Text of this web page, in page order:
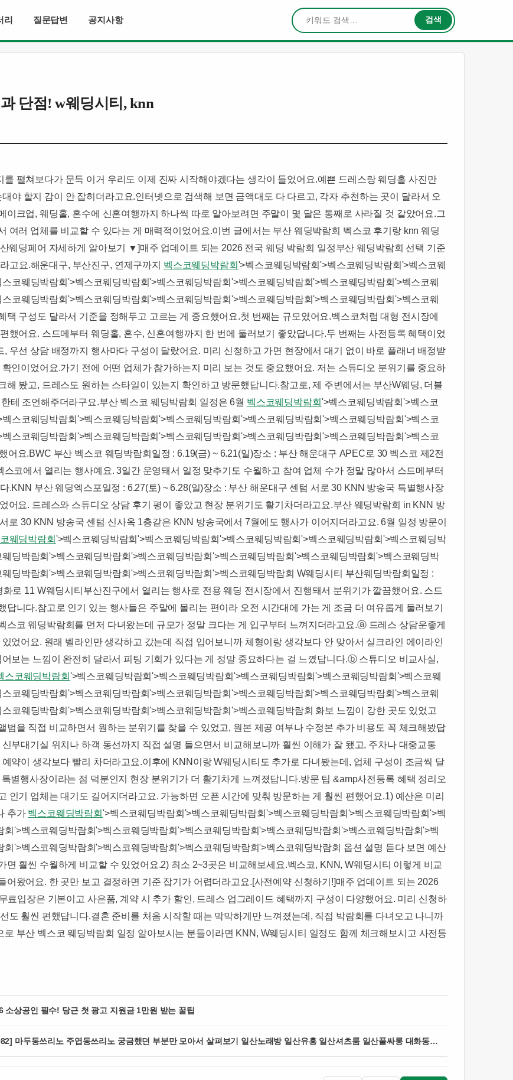
리 질문답변 공지사항
검색
검색
단점! w웨딩시티, knn
펼쳐보다가 문득 이거 우리도 이제 진짜 시작해야겠다는 생각이 들었어요.​예쁜 드레스랑 웨딩홀 사진만
야 할지 감이 안 잡히더라고요.​인터넷으로 검색해 보면 금액대도 다 다르고, 각자 추천하는 곳이 달라서 오
크업, 웨딩홀, 혼수에 신혼여행까지 하나씩 따로 알아보려면 주말이 몇 달은 통째로 사라질 것 같았어요.​그
여러 업체를 비교할 수 있다는 게 매력적이었어요.​이번 글에서는 부산 웨딩박람회 벡스코 후기랑 knn 웨딩
웨딩페어 자세하게 알아보기 ▼]매주 업데이트 되는 2026 전국 웨딩 박람회 일정​부산 웨딩박람회 선택 기준
고요.​해운대구, 부산진구, 연제구까지 벡스코웨딩박람회 '>벡스코웨딩박람회'>벡스코웨딩박람회'>벡스코웨
코웨딩박람회'>벡스코웨딩박람회'>벡스코웨딩박람회'>벡스코웨딩박람회'>벡스코웨딩박람회'>벡스코웨
코웨딩박람회'>벡스코웨딩박람회'>벡스코웨딩박람회'>벡스코웨딩박람회'>벡스코웨딩박람회'>벡스코웨
구성도 달라서 기준을 정해두고 고르는 게 중요했어요.​첫 번째는 규모였어요.벡스코처럼 대형 전시장에
했어요. 스드메부터 웨딩홀, 혼수, 신혼여행까지 한 번에 둘러보기 좋았답니다.​두 번째는 사전등록 혜택이었
우선 상담 배정까지 행사마다 구성이 달랐어요. 미리 신청하고 가면 현장에서 대기 없이 바로 플래너 배정받
인이었어요.가기 전에 어떤 업체가 참가하는지 미리 보는 것도 중요했어요. 저는 스튜디오 분위기를 중요하
봤고, 드레스도 원하는 스타일이 있는지 확인하고 방문했답니다.​참고로, 제 주변에서는 부산W웨딩, 더블
테 조언해주더라구요.부산 벡스코 웨딩박람회 일정은 6월 벡스코웨딩박람회 '>벡스코웨딩박람회'>벡스코
스코웨딩박람회'>벡스코웨딩박람회'>벡스코웨딩박람회'>벡스코웨딩박람회'>벡스코웨딩박람회'>벡스코
스코웨딩박람회'>벡스코웨딩박람회'>벡스코웨딩박람회'>벡스코웨딩박람회'>벡스코웨딩박람회'>벡스코
요.BWC 부산 벡스코 웨딩박람회일정 : 6.19(금) ~ 6.21(일)장소 : 부산 해운대구 APEC로 30 벡스코 제2전
코에서 열리는 행사예요. 3일간 운영돼서 일정 맞추기도 수월하고 참여 업체 수가 정말 많아서 스드메부터
.​KNN 부산 웨딩엑스포일정 : 6.27(토) ~ 6.28(일)장소 : 부산 해운대구 센텀 서로 30 KNN 방송국 특별행사장​
어요. 드레스와 스튜디오 상담 후기 평이 좋았고 현장 분위기도 활기차더라고요.​부산 웨딩박람회 in KNN 방
로 30 KNN 방송국 센텀 신사옥 1층​같은 KNN 방송국에서 7월에도 행사가 이어지더라고요. 6월 일정 방문이
웨딩박람회 '>벡스코웨딩박람회'>벡스코웨딩박람회'>벡스코웨딩박람회'>벡스코웨딩박람회'>벡스코웨딩박
딩박람회'>벡스코웨딩박람회'>벡스코웨딩박람회'>벡스코웨딩박람회'>벡스코웨딩박람회'>벡스코웨딩박
딩박람회'>벡스코웨딩박람회'>벡스코웨딩박람회'>벡스코웨딩박람회 ​W웨딩시티 부산웨딩박람회일정 :
로 11 W웨딩시티​부산진구에서 열리는 행사로 전용 웨딩 전시장에서 진행돼서 분위기가 깔끔했어요. 스드
니다.​참고로 인기 있는 행사들은 주말에 몰리는 편이라 오전 시간대에 가는 게 조금 더 여유롭게 둘러보기
스코 웨딩박람회를 먼저 다녀왔는데 규모가 정말 크다는 게 입구부터 느껴지더라고요.​ⓐ 드레스 상담운좋게
었어요. 원래 벨라인만 생각하고 갔는데 직접 입어보니까 체형이랑 생각보다 안 맞아서 실크라인 에이라인
보는 느낌이 완전히 달라서 피팅 기회가 있다는 게 정말 중요하다는 걸 느꼈답니다.​ⓑ 스튜디오 비교사실,
스코웨딩박람회 '>벡스코웨딩박람회'>벡스코웨딩박람회'>벡스코웨딩박람회'>벡스코웨딩박람회'>벡스코웨
코웨딩박람회'>벡스코웨딩박람회'>벡스코웨딩박람회'>벡스코웨딩박람회'>벡스코웨딩박람회'>벡스코웨
코웨딩박람회'>벡스코웨딩박람회'>벡스코웨딩박람회'>벡스코웨딩박람회 화보 느낌이 강한 곳도 있었고
범을 직접 비교하면서 원하는 분위기를 찾을 수 있었고, 원본 제공 여부나 수정본 추가 비용도 꼭 체크해봤답
부대기실 위치나 하객 동선까지 직접 설명 들으면서 비교해보니까 훨씬 이해가 잘 됐고, 주차나 대중교통
약이 생각보다 빨리 차더라고요.이후에 KNN이랑 W웨딩시티도 추가로 다녀봤는데, 업체 구성이 조금씩 달
별행사장이라는 점 덕분인지 현장 분위기가 더 활기차게 느껴졌답니다.​방문 팁 &amp사전등록 혜택 정리오
인기 업체는 대기도 길어지더라고요. 가능하면 오픈 시간에 맞춰 방문하는 게 훨씬 편했어요.1) 예산은 미리
추가 벡스코웨딩박람회'>벡스코웨딩박람회'>벡스코웨딩박람회'>벡스코웨딩박람회'>벡스코웨딩박람회'>벡
'>벡스코웨딩박람회'>벡스코웨딩박람회'>벡스코웨딩박람회'>벡스코웨딩박람회'>벡스코웨딩박람회'>벡
'>벡스코웨딩박람회'>벡스코웨딩박람회'>벡스코웨딩박람회'>벡스코웨딩박람회 옵션 설명 듣다 보면 예산
훨씬 수월하게 비교할 수 있었어요.​2) 최소 2~3곳은 비교해보세요.벡스코, KNN, W웨딩시티 이렇게 비교
왔어요. 한 곳만 보고 결정하면 기준 잡기가 어렵더라고요.​[사전예약 신청하기!]매주 업데이트 되는 2026
료입장은 기본이고 사은품, 계약 시 추가 할인, 드레스 업그레이드 혜택까지 구성이 다양했어요. 미리 신청하
도 훨씬 편했답니다.​결혼 준비를 처음 시작할 때는 막막하게만 느껴졌는데, 직접 박람회를 다녀오고 나니까
부산 벡스코 웨딩박람회 일정 알아보시는 분들이라면 KNN, W웨딩시티 일정도 함께 체크해보시고 사전등
상공인 필수! 당근 첫 광고 지원금 1만원 받는 꿀팁
일산쓰리노 노래방 풀싸롱 [차실장 OlO 774O 5O82] 마두동쓰리노 주엽동쓰리노 궁금했던 부분만 모아서 살펴보기 일산노래방 일산유흥 일산셔츠룸 일산풀싸롱 대화동쓰리노 백석동쓰리노 행신동?